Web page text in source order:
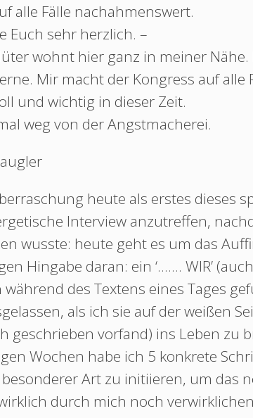
alle Fälle nachahmenswert.
Euch sehr herzlich. –
wohnt hier ganz in meiner
Mir macht der Kongress auf alle
und wichtig in dieser Zeit.
weg von der Angstmacherei.
heute als erstes dieses
Interview anzutreffen,
wusste: heute geht es um das
Hingabe daran: ein ‘……. WIR’
des Textens eines Tages
als ich sie auf der weißen
geschrieben vorfand) ins Leben zu
Wochen habe ich 5 konkrete
Art zu initiieren, um das
durch mich noch